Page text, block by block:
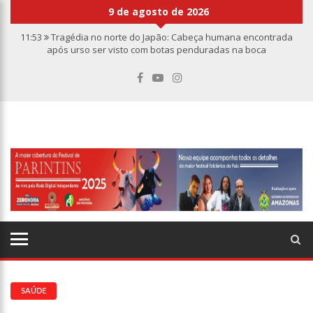
9 de agosto de 2026
11:53
Tragédia no norte do Japão: Cabeça humana encontrada
após urso ser visto com botas penduradas na boca
esquartejada em Manaus; relembre os fatos
10:32 Rússia destrói grandes depósitos de armas da OTAN na
Ucrânia
10:26
Estado Unidos estão furiosos com o retorno da Síria ao
mundo árabe e ameaçam aliados
10:11 Homem é executado a tiros dentro da própria residência em
10:00 Linha Direta exibe vídeo com o corpo do menino Henry Borel
15:34
SAÚDE